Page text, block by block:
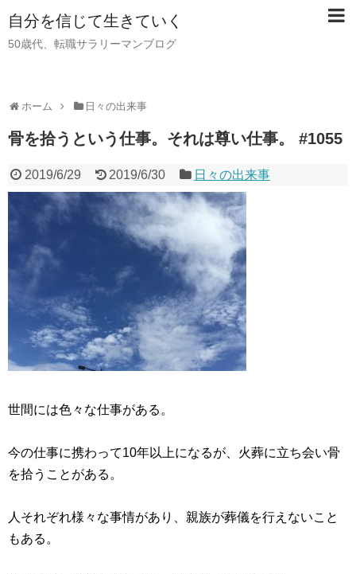
自分を信じて生きていく
50歳代、転職サラリーマンブログ
ホーム 日々の出来事
骨を拾うという仕事。それは尊い仕事。 #1055
2019/6/29 2019/6/30 日々の出来事
世間には色々な仕事がある。
今の仕事に携わって10年以上になるが、火葬に立ち会い骨
を拾うことがある。
人それぞれ様々な事情があり、親族が葬儀を行えないこと
もある。